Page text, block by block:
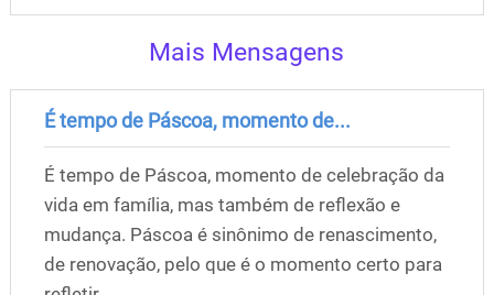
Mais Mensagens
É tempo de Páscoa, momento de...
É tempo de Páscoa, momento de celebração da
vida em família, mas também de reflexão e
mudança. Páscoa é sinônimo de renascimento,
de renovação, pelo que é o momento certo para